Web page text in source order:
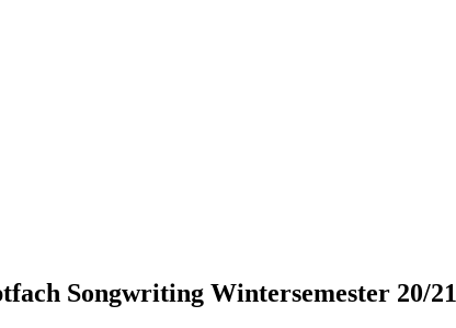
Songwriting Wintersemester 20/21